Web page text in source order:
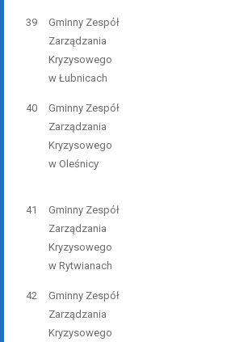
39
Gminny Zespół
Zarządzania
Kryzysowego
w Łubnicach
40
Gminny Zespół
Zarządzania
Kryzysowego
w Oleśnicy
41
Gminny Zespół
Zarządzania
Kryzysowego
w Rytwianach
42
Gminny Zespół
Zarządzania
Kryzysowego